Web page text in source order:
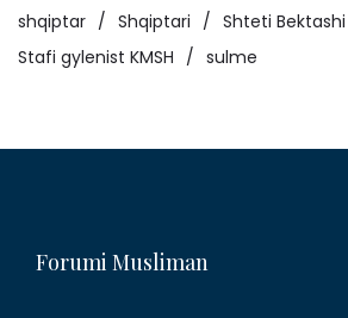
shqiptar
Shqiptari
Shteti Bektashi
Stafi gylenist KMSH
sulme
Forumi Musliman